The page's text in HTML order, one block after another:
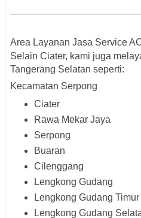
Area Layanan Jasa Service
Selain Ciater, kami juga
Tangerang Selatan seperti:
Kecamatan Serpong
Ciater
Rawa Mekar Jaya
Serpong
Buaran
Cilenggang
Lengkong Gudang
Lengkong Gudang Timur
Lengkong Gudang